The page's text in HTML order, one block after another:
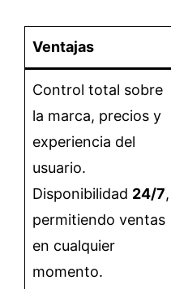
Ventajas
Control total sobre
la marca, precios y
experiencia del
usuario.
Disponibilidad 24/7,
permitiendo ventas
en cualquier
momento.